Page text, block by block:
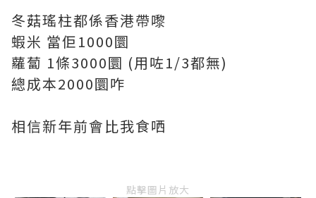
冬菇瑤柱都係香港帶嚟
蝦米 當佢1000圜
蘿蔔 1條3000圜 (用咗1/3都無)
總成本2000圜咋
相信新年前會比我食哂
點擊圖片放大